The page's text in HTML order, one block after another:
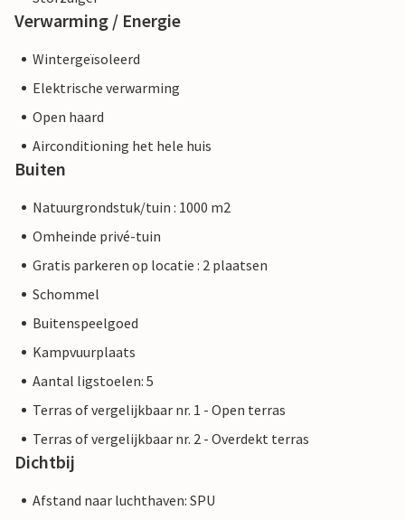
Verwarming / Energie
Wintergeïsoleerd
Elektrische verwarming
Open haard
Airconditioning het hele huis
Buiten
Natuurgrondstuk/tuin : 1000 m2
Omheinde privé-tuin
Gratis parkeren op locatie : 2 plaatsen
Schommel
Buitenspeelgoed
Kampvuurplaats
Aantal ligstoelen: 5
Terras of vergelijkbaar nr. 1 - Open terras
Terras of vergelijkbaar nr. 2 - Overdekt terras
Dichtbij
Afstand naar luchthaven: SPU